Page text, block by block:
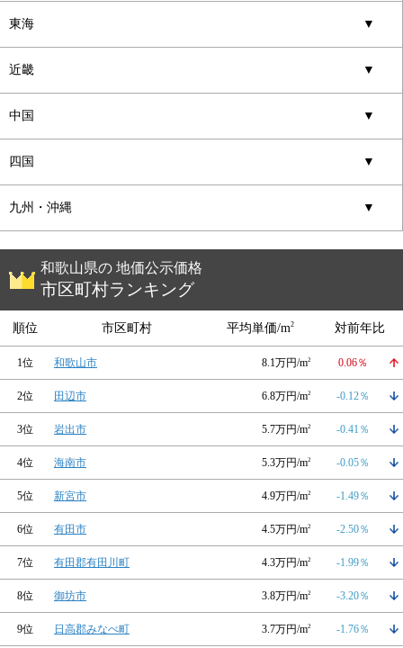
東海 ▼
近畿 ▼
中国 ▼
四国 ▼
九州・沖縄 ▼
和歌山県の 地価公示価格
市区町村ランキング
順位 市区町村 平均単価/m2 対前年比
1位 和歌山市 8.1万円/m2 0.06％
2位 田辺市 6.8万円/m2 -0.12％
3位 岩出市 5.7万円/m2 -0.41％
4位 海南市 5.3万円/m2 -0.05％
5位 新宮市 4.9万円/m2 -1.49％
6位 有田市 4.5万円/m2 -2.50％
7位 有田郡有田川町 4.3万円/m2 -1.99％
8位 御坊市 3.8万円/m2 -3.20％
9位 日高郡みなべ町 3.7万円/m2 -1.76％